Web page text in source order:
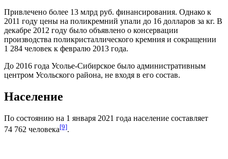
Привлечено более 13 млрд руб. финансирования. Однако к
2011 году цены на поликремний упали до 16 долларов за кг. В
декабре 2012 году было объявлено о консервации
производства поликристаллического кремния и сокращении
1 284 человек к февралю 2013 года.
До 2016 года Усолье-Сибирское было административным
центром Усольского района, не входя в его состав.
Население
По состоянию на 1 января 2021 года население составляет
74 762 человека[9].